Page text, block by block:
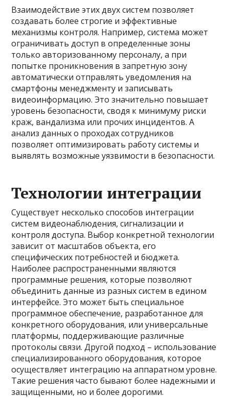
Взаимодействие этих двух систем позволяет
создавать более строгие и эффективные
механизмы контроля. Например, система может
ограничивать доступ в определенные зоны
только авторизованному персоналу, а при
попытке проникновения в запретную зону
автоматически отправлять уведомления на
смартфоны менеджменту и записывать
видеоинформацию. Это значительно повышает
уровень безопасности, сводя к минимуму риски
краж, вандализма или прочих инцидентов. А
анализ данных о проходах сотрудников
позволяет оптимизировать работу системы и
выявлять возможные уязвимости в безопасности.
Технологии интеграции
Существует несколько способов интеграции
систем видеонаблюдения, сигнализации и
контроля доступа. Выбор конкретной технологии
зависит от масштабов объекта, его
специфических потребностей и бюджета.
Наиболее распространенными являются
программные решения, которые позволяют
объединить данные из разных систем в едином
интерфейсе. Это может быть специальное
программное обеспечение, разработанное для
конкретного оборудования, или универсальные
платформы, поддерживающие различные
протоколы связи. Другой подход – использование
специализированного оборудования, которое
осуществляет интеграцию на аппаратном уровне.
Такие решения часто бывают более надежными и
защищенными, но и более дорогими.